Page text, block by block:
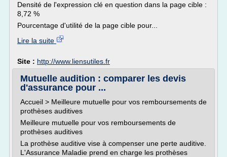
Densité de l'expression clé en question dans la page cible :
8,72 %
Pourcentage d'utilité de la page cible pour...
Lire la suite
Site : http://www.liensutiles.fr
Mutuelle audition : comparer les devis
d'assurance pour ...
Accueil > Meilleure mutuelle pour vos remboursements de
prothèses auditives
Meilleure mutuelle pour vos remboursements de
prothèses auditives
La prothèse auditive vise à compenser une perte auditive.
L'Assurance Maladie prend en charge les prothèses